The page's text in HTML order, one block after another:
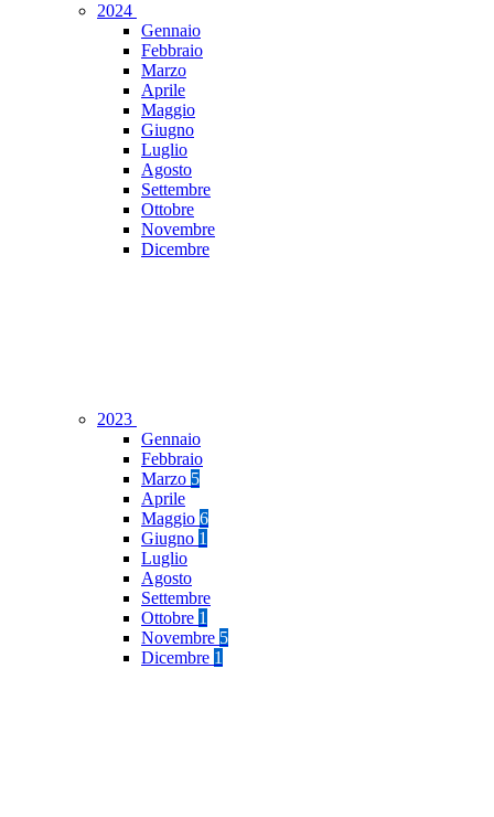
2024
Gennaio
Febbraio
Marzo
Aprile
Maggio
Giugno
Luglio
Agosto
Settembre
Ottobre
Novembre
Dicembre
2023
Gennaio
Febbraio
Marzo 5
Aprile
Maggio 6
Giugno 1
Luglio
Agosto
Settembre
Ottobre 1
Novembre 5
Dicembre 1